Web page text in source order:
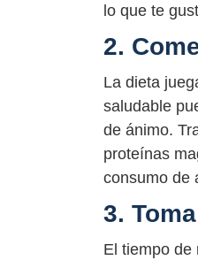
lo que te
2.
La dieta
saludable
de ánimo.
proteínas
consumo de
3.
El tiempo de